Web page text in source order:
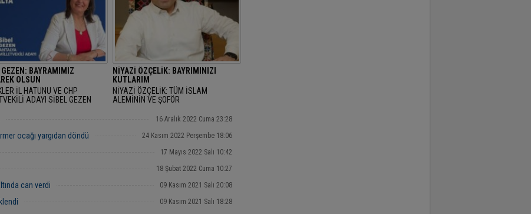
BAYRAMIMIZ
OLSUN
İL HATUNU VE CHP
ADAYI SİBEL GEZEN
MÜBAREK OLSUN" DEDİ.
NİYAZİ ÖZÇELİK: BAYRIMINIZI
KUTLARIM
NİYAZİ ÖZÇELİK: TÜM İSLAM
ALEMİNİN VE ŞOFÖR
BAYRAMINIZI KUTLARIM16 Aralık 2022 Cuma 23:28
ocağı yargıdan döndü 24 Kasım 2022 Perşembe 18:06
17 Mayıs 2022 Salı 10:42
18 Şubat 2022 Cuma 10:27
can verdi 09 Kasım 2021 Salı 20:08
09 Kasım 2021 Salı 18:28